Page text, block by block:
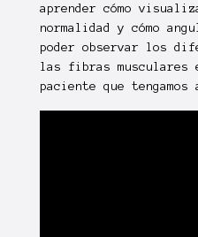
aprender cómo
normalidad y cómo
poder observar los
las fibras musculares
paciente que tengamos